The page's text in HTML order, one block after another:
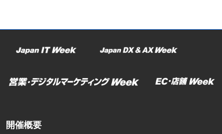
む
開催概要